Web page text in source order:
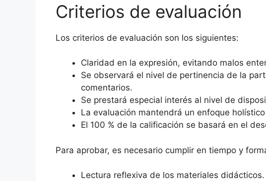
Criterios de evaluación
Los criterios de evaluación son los siguientes:
Claridad en la expresión, evitando malos
Se observará el nivel de pertinencia de la
comentarios.
Se prestará especial interés al nivel de
La evaluación mantendrá un enfoque
El 100 % de la calificación se basará en el
Para aprobar, es necesario cumplir en tiempo y
Lectura reflexiva de los materiales didácticos.